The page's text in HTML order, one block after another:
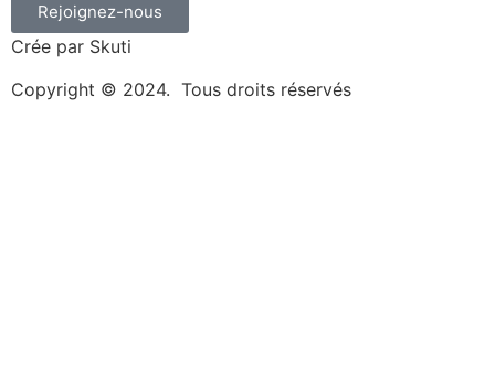
Rejoignez-nous
Crée par Skuti
Copyright © 2024. Tous droits réservés